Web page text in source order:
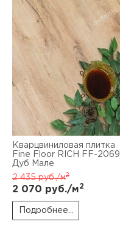
Кварцвиниловая плитка
Fine Floor RICH FF-2069
Дуб Мале
2 435руб./м2
2 070 руб./м2
Подробнее...